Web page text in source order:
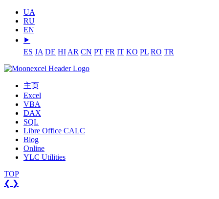
UA
RU
EN
⯈
ES JA DE HI AR CN PT FR IT KO PL RO TR
主页
Excel
VBA
DAX
SQL
Libre Office CALC
Blog
Online
YLC Utilities
TOP
❮ ❯